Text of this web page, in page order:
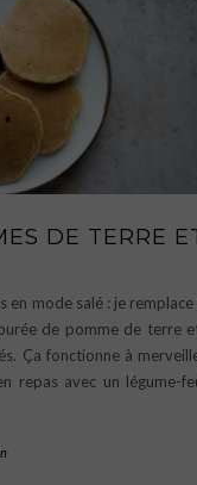
DE TERRE
en mode salé : je remplace
de pomme de terre
Ça fonctionne à
repas avec un légume-